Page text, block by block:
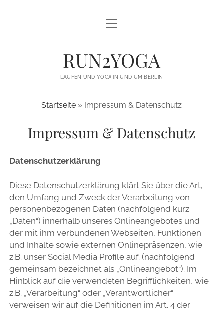
LAUFEN UND YOGA
YOGA FÜR VEREINE / LAUFTREFFS
BLACKBOARD TRAINING
ÜBER MICH
BLOG
twitterfacebookinstagram
emailemail-
form
open
menu
RUN2YOGA
LAUFEN UND YOGA IN UND UM BERLIN
Startseite » Impressum & Datenschutz
Impressum & Datenschutz
Datenschutzerklärung
Diese Datenschutzerklärung klärt Sie über die Art,
den Umfang und Zweck der Verarbeitung von
personenbezogenen Daten (nachfolgend kurz
„Daten“) innerhalb unseres Onlineangebotes und
der mit ihm verbundenen Webseiten, Funktionen
und Inhalte sowie externen Onlinepräsenzen, wie
z.B. unser Social Media Profile auf. (nachfolgend
gemeinsam bezeichnet als „Onlineangebot“). Im
Hinblick auf die verwendeten Begrifflichkeiten, wie
z.B. „Verarbeitung“ oder „Verantwortlicher“
verweisen wir auf die Definitionen im Art. 4 der